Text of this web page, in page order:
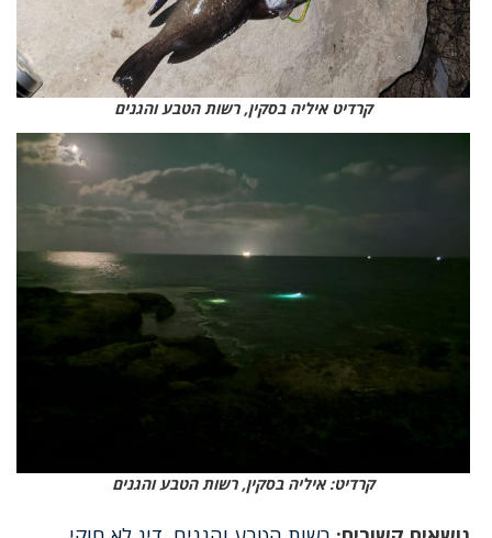
קרדיט איליה בסקין, רשות הטבע והגנים
קרדיט: איליה בסקין, רשות הטבע והגנים